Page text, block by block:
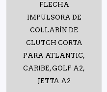
FLECHA
IMPULSORA DE
COLLARÍN DE
CLUTCH CORTA
PARA ATLANTIC,
CARIBE, GOLF A2,
JETTA A2